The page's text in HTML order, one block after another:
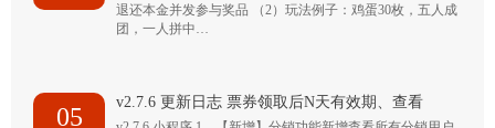
退还本金并发参与奖品 （2）玩法例子：鸡蛋30枚，五人成
团，一人拼中…
05
v2.7.6 更新日志 票券领取后N天有效期、查看